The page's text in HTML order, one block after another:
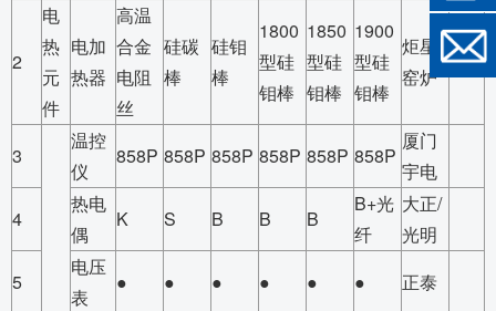
2
电
热
元
件
电加
热器
高温
合金
电阻
丝
硅碳
棒
硅钼
棒
1800
型硅
钼棒
1850
型硅
钼棒
1900
型硅
钼棒
炬星
窑炉
3
温控
仪
858P 858P 858P 858P 858P 858P
厦门
宇电
4
热电
偶
K S B B B
B+光
纤
大正/
光明
5
电压
表
● ● ● ● ● ● 正泰